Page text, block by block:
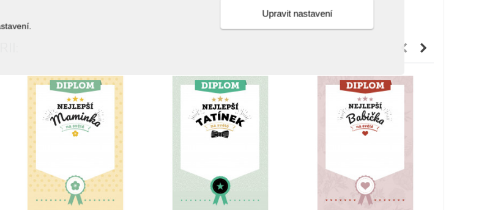
Upravit nastavení
(1)